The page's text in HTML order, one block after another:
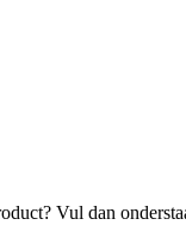
Vul dan